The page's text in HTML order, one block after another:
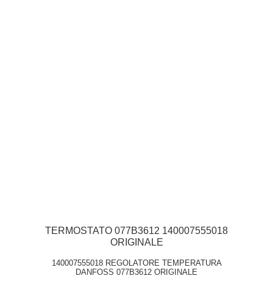
TERMOSTATO 077B3612 140007555018
ORIGINALE
140007555018 REGOLATORE TEMPERATURA
DANFOSS 077B3612 ORIGINALE